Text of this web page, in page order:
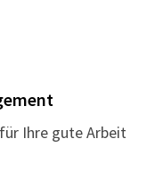
Ihre gute Arbeit